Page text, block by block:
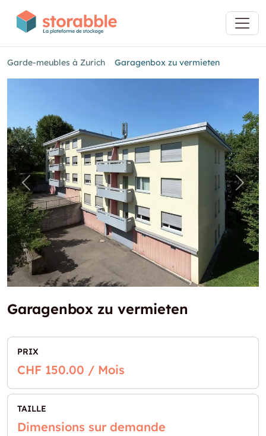
Garde-meubles à Zurich Garagenbox zu vermieten
Image précédente pour "Garagenbox zu
Garagenbox zu vermieten
PRIX
CHF 150.00 / Mois
TAILLE
Dimensions sur demande